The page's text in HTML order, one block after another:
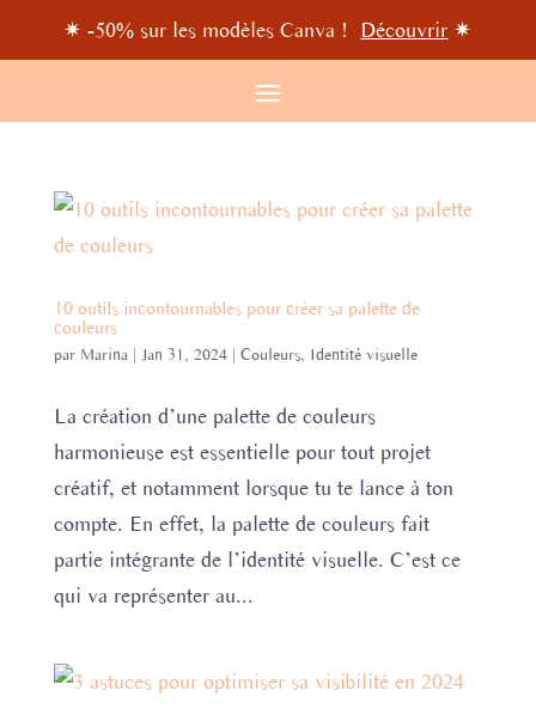
✷ -50% sur les modèles Canva ! Découvrir ✷
10 outils incontournables pour créer sa palette de
couleurs
par Marina | Jan 31, 2024| Couleurs, Identité visuelle
La création d’une palette de couleurs
harmonieuse est essentielle pour tout projet
créatif, et notamment lorsque tu te lance à ton
compte. En effet, la palette de couleurs fait
partie intégrante de l’identité visuelle. C’est ce
qui va représenter au...